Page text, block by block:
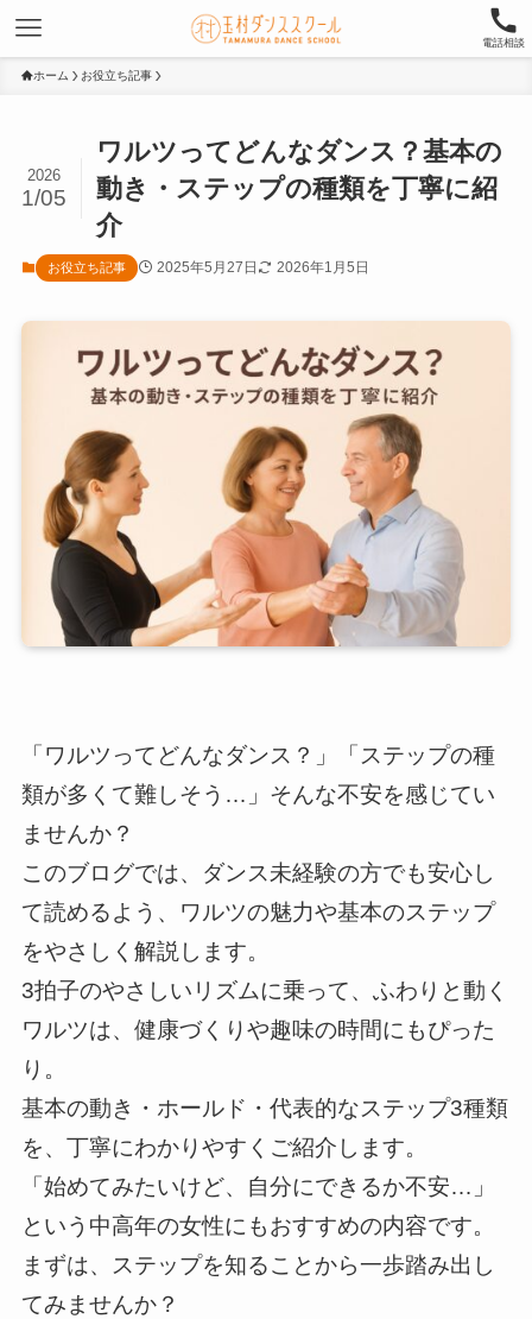
電話相談
ホーム お役立ち記事
ワルツってどんなダンス？基本の
動き・ステップの種類を丁寧に紹
介
2026
1/05
お役立ち記事 2025年5月27日 2026年1月5日
「ワルツってどんなダンス？」「ステップの種
類が多くて難しそう…」そんな不安を感じてい
ませんか？
このブログでは、ダンス未経験の方でも安心し
て読めるよう、ワルツの魅力や基本のステップ
をやさしく解説します。
3拍子のやさしいリズムに乗って、ふわりと動く
ワルツは、健康づくりや趣味の時間にもぴった
り。
基本の動き・ホールド・代表的なステップ3種類
を、丁寧にわかりやすくご紹介します。
「始めてみたいけど、自分にできるか不安…」
という中高年の女性にもおすすめの内容です。
まずは、ステップを知ることから一歩踏み出し
てみませんか？